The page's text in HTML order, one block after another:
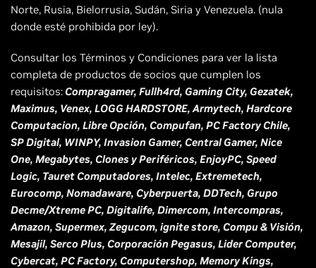
Norte, Rusia, Bielorrusia, Sudán, Siria y Venezuela. (nula
donde esté prohibida por ley).
Consultar los Términos y Condiciones para ver la lista
completa de productos de socios que cumplen los
requisitos: Compragamer, Fullh4rd, Gaming City, Gezatek,
Maximus, Venex, LOGG HARDSTORE, Armytech, Hardcore
Computacion, Libre Opción, Compufan, PC Factory Chile,
SP Digital, WINPY, Invasion Gamer, Central Gamer, Nice
One, Megabytes, Clones y Periféricos, EnjoyPC, Speed
Logic, Tauret Computadores, Intelec, Extremetech,
Eurocomp, Nomadaware, Cyberpuerta, DDTech, Grupo
Decme/Xtreme PC, Digitalife, Dimercom, Intercompras,
Amazon, Supermex, Zegucom, ignite store, Compu & Visión,
Mesajil, Serco Plus, Corporación Pegasus, Lider Computer,
Cybercat, PC Factory, Computershop, Memory Kings,